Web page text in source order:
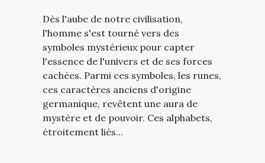
Dès l'aube de notre civilisation,
l'homme s'est tourné vers des
symboles mystérieux pour capter
l'essence de l'univers et de ses forces
cachées. Parmi ces symboles, les runes,
ces caractères anciens d'origine
germanique, revêtent une aura de
mystère et de pouvoir. Ces alphabets,
étroitement liés...